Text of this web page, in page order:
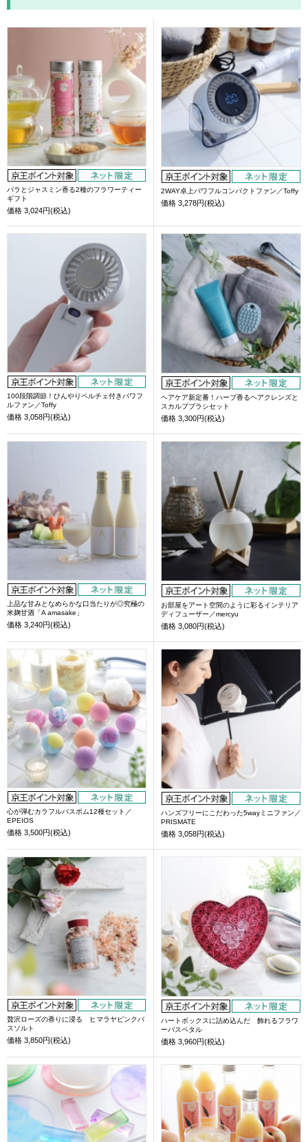
バラとジャスミン香る2種のフラワーティー
ギフト
価格 3,024円(税込)
2WAY卓上パワフルコンパクトファン／Toffy
価格 3,278円(税込)
100段階調節！ひんやりペルチェ付きパワフ
ルファン／Toffy
価格 3,058円(税込)
ヘアケア新定番！ハーブ香るヘアクレンズと
スカルプブラシセット
価格 3,300円(税込)
上品な甘みとなめらかな口当たりが◎究極の
米麹甘酒「A amasake」
価格 3,240円(税込)
お部屋をアート空間のように彩るインテリア
ディフューザー／mercyu
価格 3,080円(税込)
心が弾むカラフルバスボム12種セット／
EPEIOS
価格 3,500円(税込)
ハンズフリーにこだわった5wayミニファン／
PRISMATE
価格 3,058円(税込)
贅沢ローズの香りに浸る ヒマラヤピンクバ
スソルト
価格 3,850円(税込)
ハートボックスに詰め込んだ 飾れるフラワ
ーバスペタル
価格 3,960円(税込)